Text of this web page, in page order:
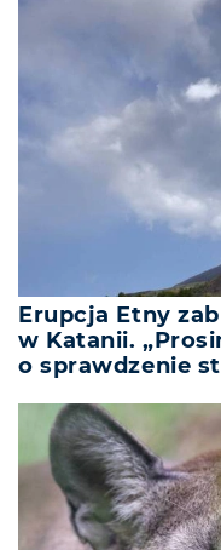
Erupcja Etny
w Katanii.
o sprawdzenie